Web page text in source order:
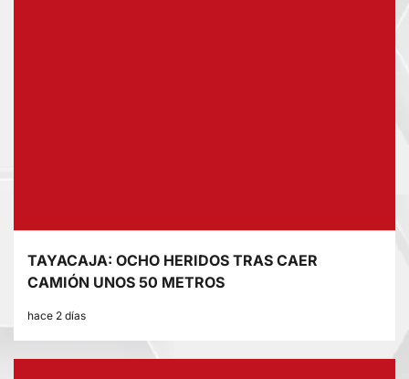
TAYACAJA: OCHO HERIDOS TRAS CAER
CAMIÓN UNOS 50 METROS
hace 2 días